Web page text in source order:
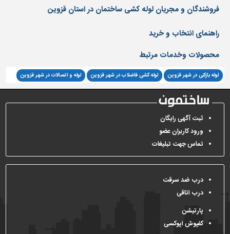
دیوارپوش،
سنگ
سرویس
بهداشتی
ابزار،یراق
و
آلات
برقی،روشنایی،ایمنی
محوطه
و
نما
ساخت
و
فروشندگان و مجریان لوله کشی ساختمان در استان قزوین
راهنمای انتخاب و خرید
محصولات وخدمات مرتبط
لوله بازکنی در شهر قزوین لوله کشی فاضلاب در شهر قزوین لوله و اتصالات در شهر قزوین
ثبت آگهی رایگان
ورود کاربران عضو
تماس جهت تبلیغات
درب ضد سرقت
درب اتاقی
پارتیشن
کفپوش اپوکسی